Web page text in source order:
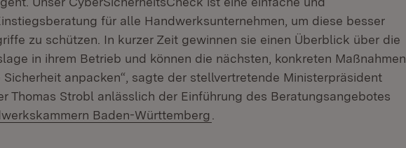
für alle Handwerksunternehmen, um diese besser
zu schützen. In kurzer Zeit gewinnen sie einen Überblick über die
in ihrem Betrieb und können die nächsten, konkreten Maßnahmen
anpacken“, sagte der stellvertretende Ministerpräsident
Thomas Strobl anlässlich der Einführung des Beratungsangebotes
Baden-Württemberg